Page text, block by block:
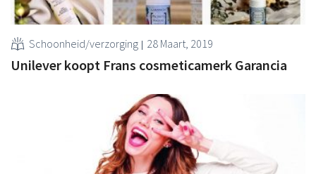
Schoonheid/verzorging 28 Maart, 2019
Unilever koopt Frans cosmeticamerk Garancia